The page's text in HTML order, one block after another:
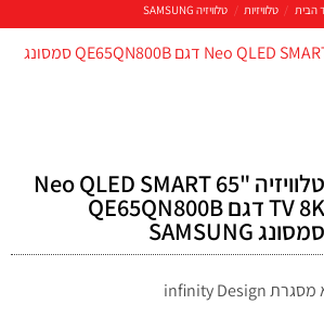
הבית / טלוויזיות / טלוויזיה SAMSUNG
טלוויזיה "65 Neo QLED SMART
TV 8K דגם QE65QN800B
סמסונג SAMSUNG
עיצוב דק 1.7 ס"מ ללא מסגרת infinity Design